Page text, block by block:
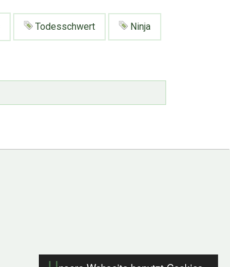
Todesschwert Ninja